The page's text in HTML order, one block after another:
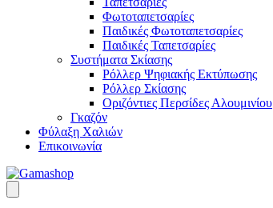
Φωτοταπετσαρίες
Παιδικές Φωτοταπετσαρίες
Παιδικές Ταπετσαρίες
Συστήματα Σκίασης
Ρόλλερ Ψηφιακής Εκτύπωσης
Ρόλλερ Σκίασης
Οριζόντιες Περσίδες Αλουμινίου
Γκαζόν
Φύλαξη Χαλιών
Επικοινωνία